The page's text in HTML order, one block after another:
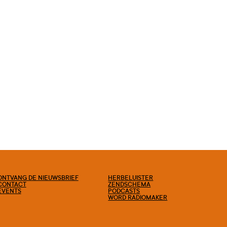
DE NIEUWSBRIEF HERBELUISTER
ZENDSCHEMA
PODCASTS
WORD RADIOMAKER